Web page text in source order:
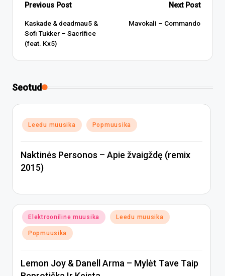
Post
navigation
Previous Post
Kaskade & deadmau5 &
Sofi Tukker – Sacrifice
(feat. Kx5)
Next Post
Mavokali – Commando
Seotud
Posted
in
Leedu muusika Popmuusika
Naktinės Personos – Apie žvaigždę (remix
2015)
Posted
in
Elektrooniline muusika Leedu muusika
Popmuusika
Lemon Joy & Danell Arma – Mylėt Tave Taip